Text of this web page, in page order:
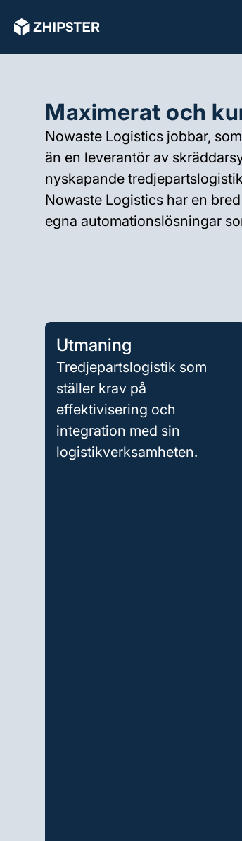
Maximerat och
Nowaste Logistics jobbar,
än en leverantör av
nyskapande
Nowaste Logistics har en
egna automationslösningar
Utmaning
Tredjepartslogistik som
ställer krav på
effektivisering och
integration med sin
logistikverksamheten.